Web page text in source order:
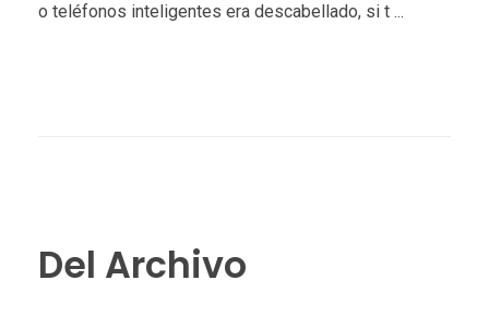
o teléfonos inteligentes era descabellado, si t ...
Del Archivo